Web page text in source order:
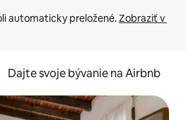
automaticky preložené. Zobraziť v
Dajte svoje bývanie na Airbnb